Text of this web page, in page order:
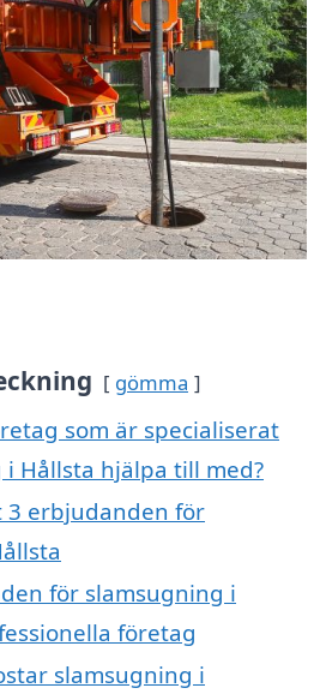
gömma
som är specialiserat
Hållsta hjälpa till med?
3 erbjudanden för
för slamsugning i
företag
slamsugning i